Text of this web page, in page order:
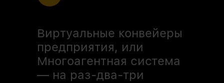
Виртуальные конвейеры
предприятия, или
Многоагентная система
— на раз-два-три